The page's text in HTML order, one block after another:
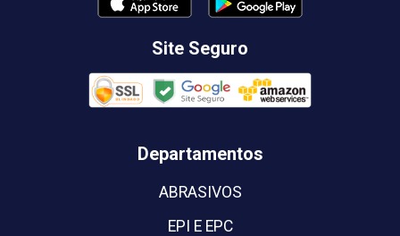
Site Seguro
Departamentos
ABRASIVOS
EPI E EPC